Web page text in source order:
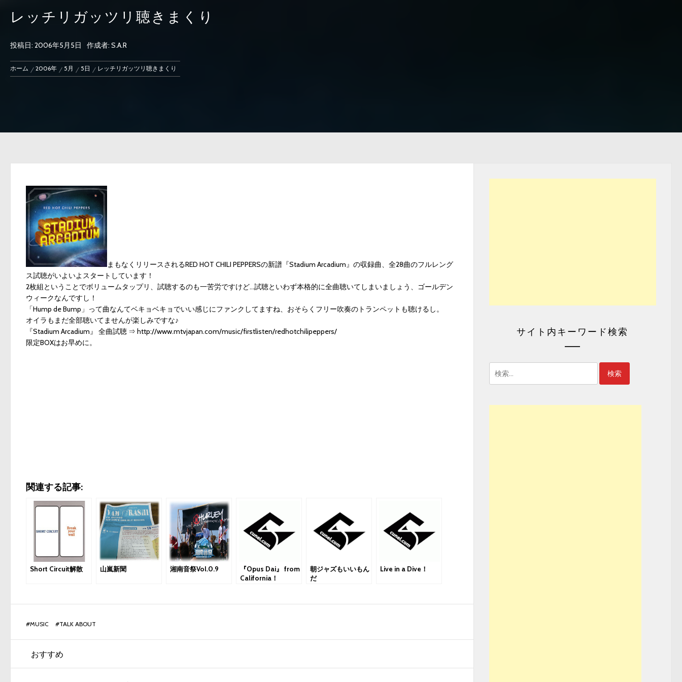
レッチリガッツリ聴きまくり
投稿日: 2006年5月5日 作成者: S.A.R
ホーム 2006年 5月 5日 レッチリガッツリ聴きまくり
まもなくリリースされるRED HOT CHILI PEPPERSの新譜『Stadium Arcadium』の収録曲、全28曲のフルレング
ス試聴がいよいよスタートしています！
2枚組ということでボリュームタップリ、試聴するのも一苦労ですけど…試聴といわず本格的に全曲聴いてしまいましょう、ゴールデン
ウィークなんですし！
「Hump de Bump」って曲なんてベキョベキョでいい感じにファンクしてますね、おそらくフリー吹奏のトランペットも聴けるし。
オイラもまだ全部聴いてませんが楽しみですな♪
『Stadium Arcadium』 全曲試聴 ⇒ http://www.mtvjapan.com/music/firstlisten/redhotchilipeppers/
限定BOXはお早めに。
関連する記事:
Short Circuit解散 山嵐新聞 湘南音祭Vol.0.9
『Opus Dai』 from
California！
朝ジャズもいいもん
だ
Live in a Dive！
#MUSIC #TALK ABOUT
おすすめ
サイト内キーワード検索
検
索: